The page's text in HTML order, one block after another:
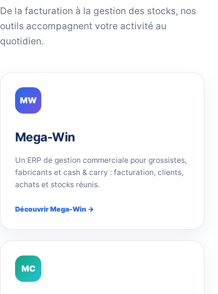
De la facturation à la gestion des stocks, nos
outils accompagnent votre activité au
quotidien.
MW
Mega-Win
Un ERP de gestion commerciale pour grossistes,
fabricants et cash & carry : facturation, clients,
achats et stocks réunis.
Découvrir Mega-Win →
MC